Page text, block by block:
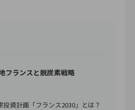
フランスと脱炭素戦略
資計画「フランス2030」とは？